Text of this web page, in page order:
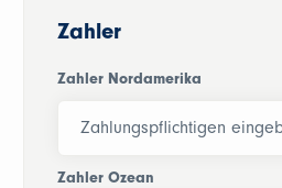
Zahler
Zahler Nordamerika
Zahler Ozean